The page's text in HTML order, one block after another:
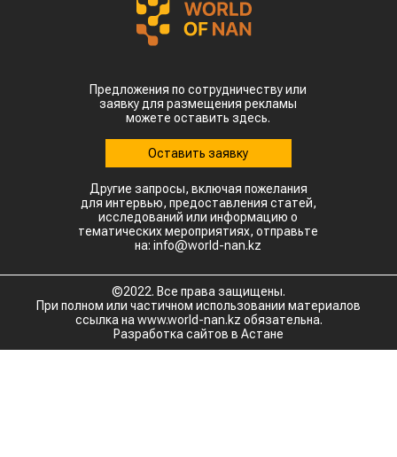
Предложения по сотрудничеству или
заявку для размещения рекламы
можете оставить здесь.
Оставить заявку
Другие запросы, включая пожелания
для интервью, предоставления статей,
исследований или информацию о
тематических мероприятиях, отправьте
на: info@world-nan.kz
©2022. Все права защищены.
При полном или частичном использовании материалов
ссылка на www.world-nan.kz обязательна.
Разработка сайтов в Астане